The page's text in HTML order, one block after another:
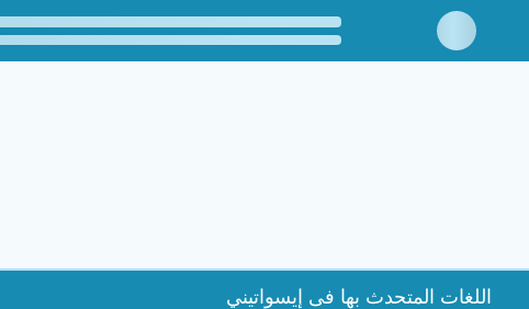
اللغات المتحدث بها فى إيسواتيني